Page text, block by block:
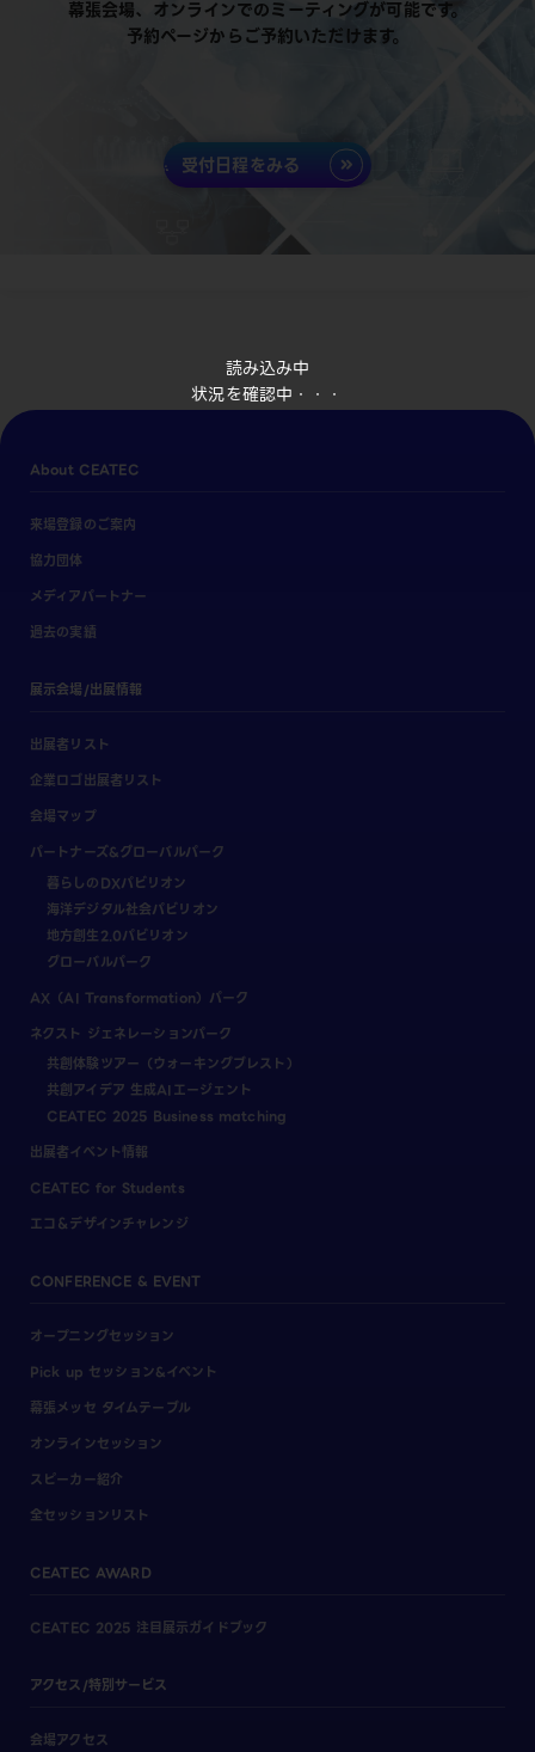
読み込み中
状況を確認中・・・
幕張会場、オンラインでのミーティングが可能です。
予約ページからご予約いただけます。
受付日程をみる
About CEATEC
来場登録のご案内
協力団体
メディアパートナー
過去の実績
展示会場/出展情報
出展者リスト
企業ロゴ出展者リスト
会場マップ
パートナーズ&グローバルパーク
暮らしのDXパビリオン
海洋デジタル社会パビリオン
地方創生2.0パビリオン
グローバルパーク
AX（AI Transformation）パーク
ネクスト ジェネレーションパーク
共創体験ツアー（ウォーキングブレスト）
共創アイデア 生成AIエージェント
CEATEC 2025 Business matching
出展者イベント情報
CEATEC for Students
エコ＆デザインチャレンジ
CONFERENCE & EVENT
オープニングセッション
Pick up セッション&イベント
幕張メッセ タイムテーブル
オンラインセッション
スピーカー紹介
全セッションリスト
CEATEC AWARD
CEATEC 2025 注目展示ガイドブック
アクセス/特別サービス
会場アクセス